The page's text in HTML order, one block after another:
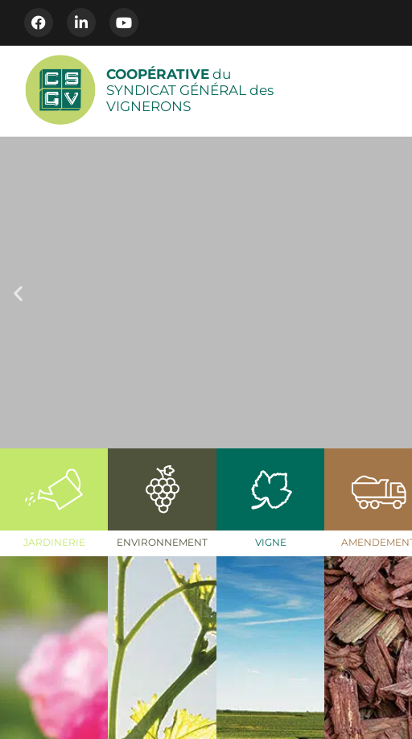
COOPÉRATIVE du
SYNDICAT GÉNÉRAL des
VIGNERONS
JARDINERIE ENVIRONNEMENT VIGNE